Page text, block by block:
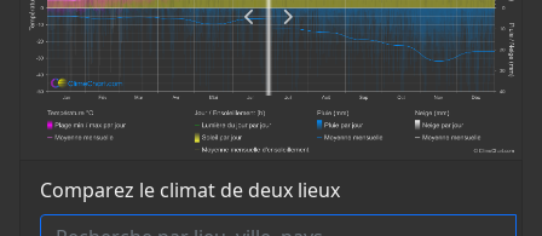
Comparez le climat de deux lieux